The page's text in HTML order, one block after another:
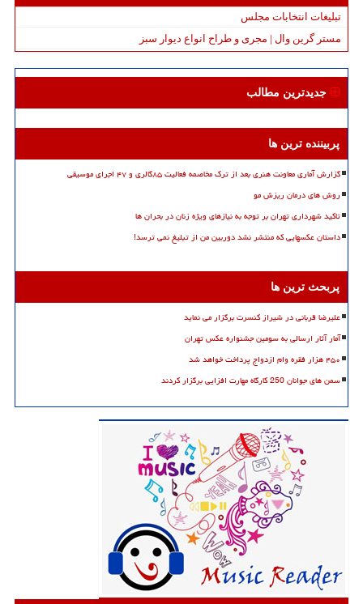
تبلیغات انتخابات مجلس
مستر گرین وال | مجری و طراح انواع دیوار سبز
جدیدترین مطالب
پربیننده ترین ها
گزارش آماری معاونت هنری بعد از ترک مخاصمه فعالیت ۸۵گالری و ۴۷ اجرای موسیقی
روش های درمان ریزش مو
تاکید شهرداری تهران بر توجه به نیازهای ویژه زنان در بحران ها
داستان عکسهایی که منتشر نشد دوربین من از تبلیغ نمی ترسد!
پربحث ترین ها
علیرضا قربانی در شیراز کنسرت برگزار می نماید
آمار آثار ارسالی به سومین جشنواره عکس تهران
۴۵۰ هزار فقره وام ازدواج پرداخت خواهد شد
سمن های جوانان 250 کارگاه مهارت افزایی برگزار کردند